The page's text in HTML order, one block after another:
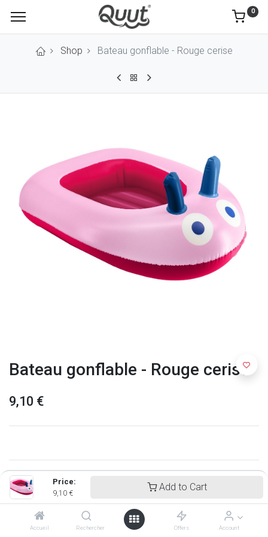
Price:
9,10 €
Add to Cart
Accueil Rechercher Offers Account
0
Shop Bateau gonflable - Rouge cerise
Bateau gonflable - Rouge cerise
9,10 €